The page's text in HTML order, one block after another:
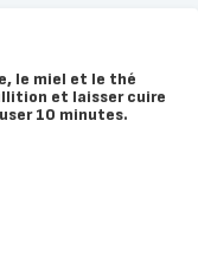
le miel et le thé
et laisser cuire
10 minutes.